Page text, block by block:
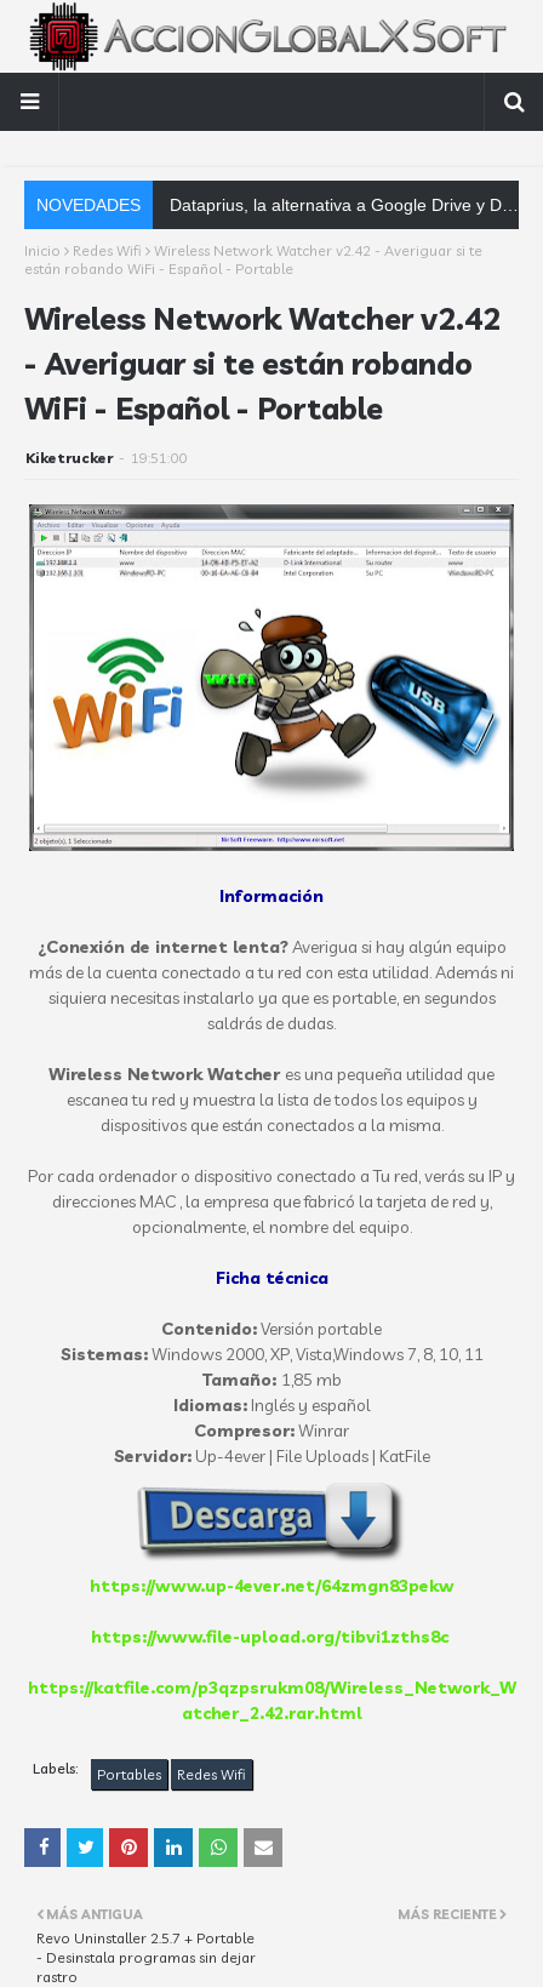
NOVEDADES Dataprius, la alternativa a Google Drive y Dropbox que las empresas deberían conocer
Inicio Redes Wifi
Wireless Network Watcher v2.42 - Averiguar si te
están robando WiFi - Español - Portable
Wireless Network Watcher v2.42
- Averiguar si te están robando
WiFi - Español - Portable
Kiketrucker - 19:51:00
Información
¿Conexión de internet lenta?Averigua si hay algún equipo
más de la cuenta conectado a tu red con esta utilidad. Además ni
siquiera necesitas instalarlo ya que es portable, en segundos
saldrás de dudas.
Wireless Network Watcher es una pequeña utilidad que
escanea tu red y muestra la lista de todos los equipos y
dispositivos que están conectados a la misma.
Por cada ordenador o dispositivo conectado a Tu red, verás su IP y
direcciones MAC , la empresa que fabricó la tarjeta de red y,
opcionalmente, el nombre del equipo.
Ficha técnica
Contenido:Versión portable
Sistemas:Windows 2000, XP, Vista,Windows 7, 8, 10, 11
Tamaño: 1,85 mb
Idiomas:Inglés y español
Compresor:Winrar
Servidor:Up-4ever | File Uploads | KatFile
https://www.up-4ever.net/64zmgn83pekw
https://www.file-upload.org/tibvi1zths8c
https://katfile.com/p3qzpsrukm08/Wireless_Network_W
atcher_2.42.rar.html
Labels: Portables Redes Wifi
MÁS RECIENTE
MÁS ANTIGUA
Revo Uninstaller 2.5.7 + Portable
- Desinstala programas sin dejar
rastro